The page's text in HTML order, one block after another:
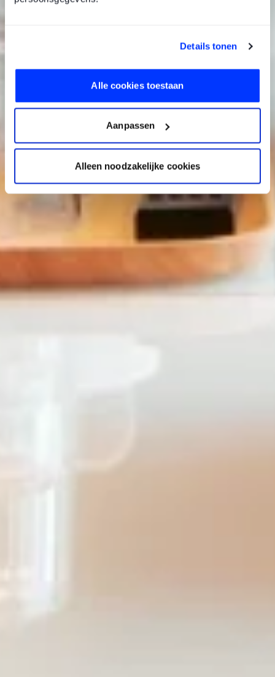
Details tonen
Alle cookies toestaan
Aanpassen
Alleen noodzakelijke cookies